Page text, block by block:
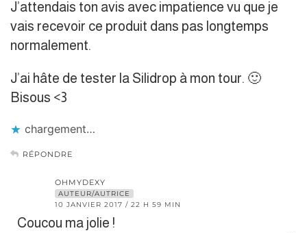
J’attendais ton avis avec impatience vu que je
vais recevoir ce produit dans pas longtemps
normalement.
J’ai hâte de tester la Silidrop à mon tour. 🙂
Bisous <3
chargement…
RÉPONDRE
OHMYDEXY
AUTEUR/AUTRICE
10 JANVIER 2017 / 22 H 59 MIN
Coucou ma jolie !